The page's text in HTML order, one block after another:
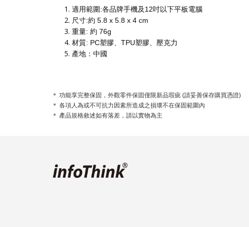
適用範圍:各品牌手機及12吋以下平板電腦
尺寸:約 5.8 x 5.8 x 4 cm
重量: 約 76g
材質: PC塑膠、TPU塑膠、壓克力
產地：中國
＊ 功能享完整保固，外觀零件保固僅限新品瑕疵 (請妥善保存購買憑證)
＊ 各項人為或不可抗力因素所造成之損壞不在保固範圍內
＊ 產品規格敘述如有落差，請以實物為主